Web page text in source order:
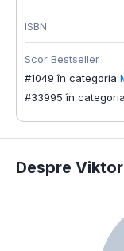
ISBN
Scor Bestseller
#1049 în categoria
#33995 în categoria
Despre Viktor